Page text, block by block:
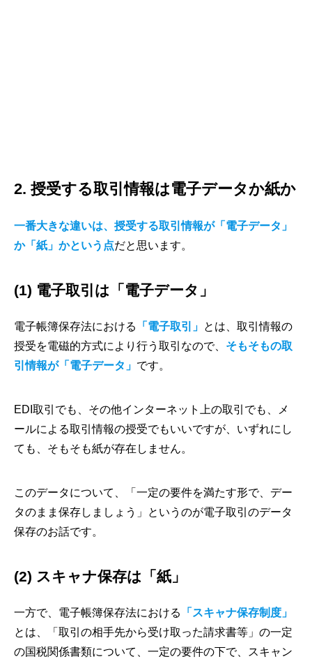
2. 授受する取引情報は電子データか紙か
一番大きな違いは、授受する取引情報が「電子データ」
か「紙」かという点だと思います。
(1) 電子取引は「電子データ」
電子帳簿保存法における 「電子取引」 とは、取引情報の
授受を電磁的方式により行う取引なので、 そもそもの取
引情報が「電子データ」 です。
EDI取引でも、その他インターネット上の取引でも、メ
ールによる取引情報の授受でもいいですが、いずれにし
ても、そもそも紙が存在しません。
このデータについて、「一定の要件を満たす形で、デー
タのまま保存しましょう」というのが電子取引のデータ
保存のお話です。
(2) スキャナ保存は「紙」
一方で、電子帳簿保存法における
「スキャナ保存制度」
とは、「取引の相手先から受け取った請求書等」の一定
の国税関係書類について、一定の要件の下で、スキャン